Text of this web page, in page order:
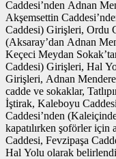
Caddesi’nden Adnan
Akşemsettin
Caddesi) Girişleri, Ordu
(Aksaray’dan Adnan
Keçeci Meydan
Caddesi) Girişleri, Hal
Girişleri, Adnan
cadde ve sokaklar,
İştirak, Kaleboyu
Caddesi’nden
kapatılırken şoförler
Caddesi, Fevzipaşa
Hal Yolu olarak